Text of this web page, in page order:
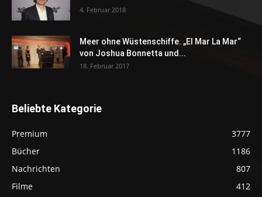
4. Februar 2018
Meer ohne Wüstenschiffe. „El Mar La Mar“
von Joshua Bonnetta und...
18. Februar 2017
Beliebte Kategorie
Premium
3777
Bücher
1186
Nachrichten
807
Filme
412